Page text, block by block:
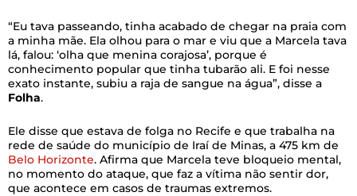
“Eu tava passeando, tinha acabado de chegar na praia com
a minha mãe. Ela olhou para o mar e viu que a Marcela tava
lá, falou: ‘olha que menina corajosa’, porque é
conhecimento popular que tinha tubarão ali. E foi nesse
exato instante, subiu a raja de sangue na água”, disse a
Folha.
Ele disse que estava de folga no Recife e que trabalha na
rede de saúde do município de Iraí de Minas, a 475 km de
Belo Horizonte. Afirma que Marcela teve bloqueio mental,
no momento do ataque, que faz a vítima não sentir dor,
que acontece em casos de traumas extremos.